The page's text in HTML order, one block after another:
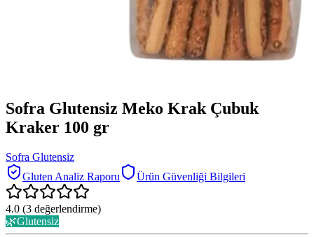
Sofra Glutensiz Meko Krak Çubuk
Kraker 100 gr
Sofra Glutensiz
Gluten Analiz Raporu
Ürün Güvenliği Bilgileri
4.0 (3 değerlendirme)
🌿Glutensiz